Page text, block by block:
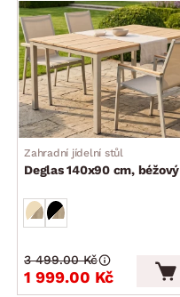
Zahradní jídelní stůl
Deglas 140x90 cm, béžový
1 999.00 Kč
3 499.00 Kč